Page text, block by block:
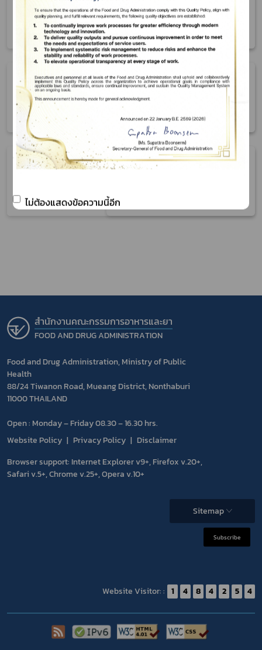
Cosmetics : Certificate of Free Sale
(Repacked and Distributed) -
export to China
08 Apr 25
e-Certificate category: Hazardous
Substances
03 Apr 25
สำนักงานคณะกรรมการอาหารและยา
FOOD AND DRUG ADMINISTRATION
Food and Drug Administration, Ministry of Public
Health
88/24 Tiwanon Road, Mueang District, Nonthaburi
11000 THAILAND
Open : Monday – Friday 08.30 – 16.30 hrs.
Website Policy
Privacy Policy
Disclaimer
Browser support: Internet Explorer v9+, Firefox v.20+,
Safari v.5+, Chrome v.25+, Opera v.10+
Sitemap
Subscribe
Website Visitor: : 1 4 8 4 2 5 4
ไม่ต้องแสดงข้อความนี้อีก